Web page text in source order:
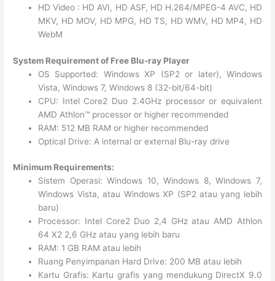
HD Video : HD AVI, HD ASF, HD H.264/MPEG-4 AVC, HD
MKV, HD MOV, HD MPG, HD TS, HD WMV, HD MP4, HD
WebM
System Requirement of Free Blu-ray Player
OS Supported: Windows XP (SP2 or later), Windows
Vista, Windows 7, Windows 8 (32-bit/64-bit)
CPU: Intel Core2 Duo 2.4GHz processor or equivalent
AMD Athlon™ processor or higher recommended
RAM: 512 MB RAM or higher recommended
Optical Drive: A internal or external Blu-ray drive
Minimum Requirements:
Sistem Operasi: Windows 10, Windows 8, Windows 7,
Windows Vista, atau Windows XP (SP2 atau yang lebih
baru)
Processor: Intel Core2 Duo 2,4 GHz atau AMD Athlon
64 X2 2,6 GHz atau yang lebih baru
RAM: 1 GB RAM atau lebih
Ruang Penyimpanan Hard Drive: 200 MB atau lebih
Kartu Grafis: Kartu grafis yang mendukung DirectX 9.0